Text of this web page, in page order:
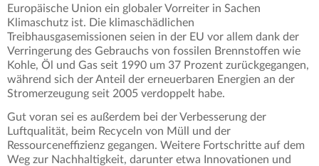
Europäische Union ein globaler Vorreiter in Sachen
Klimaschutz ist. Die klimaschädlichen
Treibhausgasemissionen seien in der EU vor allem dank der
Verringerung des Gebrauchs von fossilen Brennstoffen wie
Kohle, Öl und Gas seit 1990 um 37 Prozent zurückgegangen,
während sich der Anteil der erneuerbaren Energien an der
Stromerzeugung seit 2005 verdoppelt habe.
Gut voran sei es außerdem bei der Verbesserung der
Luftqualität, beim Recyceln von Müll und der
Ressourceneffizienz gegangen. Weitere Fortschritte auf dem
Weg zur Nachhaltigkeit, darunter etwa Innovationen und